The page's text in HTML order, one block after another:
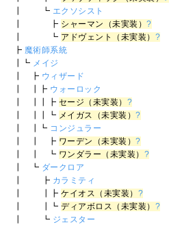
┃ ┗ エクソシスト
┃ ┣ シャーマン（未実装）?
┃ ┗ アドヴェント（未実装） ?
┣ 魔術師系統
┃┗ メイジ
┃ ┣ ウィザード
┃ ┃┣ ウォーロック
┃ ┃┃┣ セージ（未実装） ?
┃ ┃┃┗ メイガス（未実装）?
┃ ┃┗ コンジュラー
┃ ┃ ┣ ワーデン（未実装）?
┃ ┃ ┗ ワンダラー（未実装） ?
┃ ┗ ダークロア
┃ ┣ カラミティ
┃ ┃┣ケイオス（未実装） ?
┃ ┃┗ディアボロス（未実装） ?
┃ ┗ ジェスター